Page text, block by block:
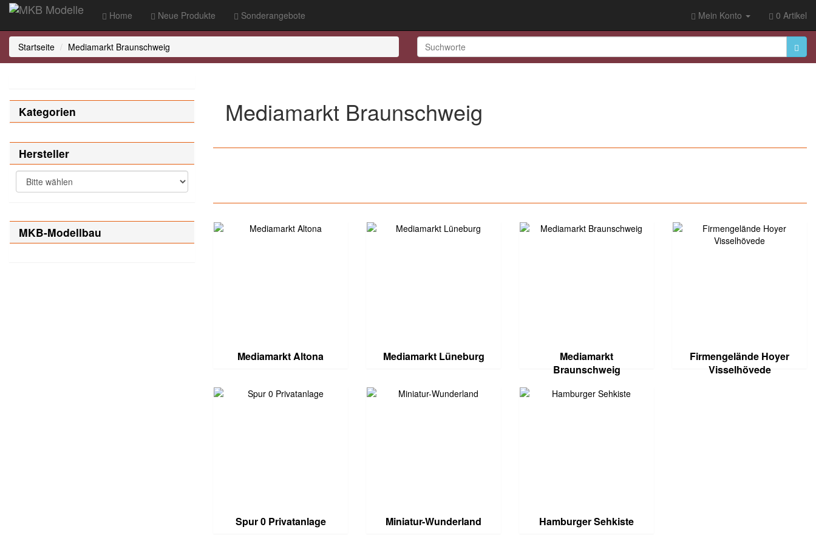
Home Neue Produkte Sonderangebote Mein Konto 0 Artikel
Startseite Mediamarkt Braunschweig
Mediamarkt Braunschweig
Mediamarkt Altona Mediamarkt Lüneburg
Mediamarkt
Braunschweig
Firmengelände Hoyer
Visselhövede
Spur 0 Privatanlage Miniatur-Wunderland Hamburger Sehkiste
Kategorien
Hersteller
MKB-Modellbau